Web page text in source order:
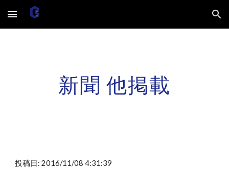
Skip to main content Skip to navigation
新聞 他掲載
投稿日: 2016/11/08 4:31:39